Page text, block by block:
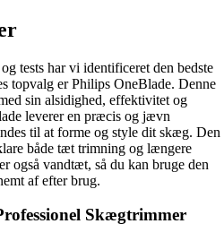
tests har vi identificeret den bedste
topvalg er Philips OneBlade. Denne
sin alsidighed, effektivitet og
leverer en præcis og jævn
til at forme og style dit skæg. Den
både tæt trimning og længere
også vandtæt, så du kan bruge den
af efter brug.
Skægtrimmer